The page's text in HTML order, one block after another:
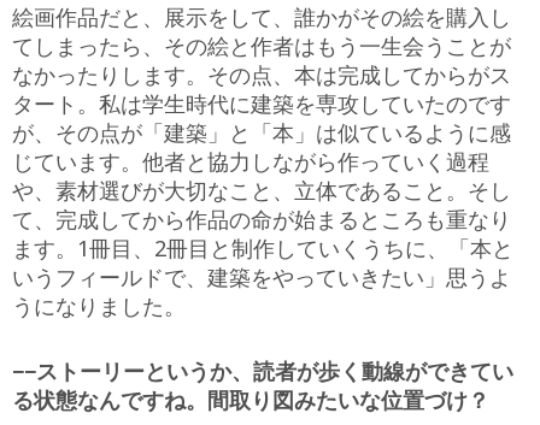
絵画作品だと、展示をして、誰かがその絵を購入し
てしまったら、その絵と作者はもう一生会うことが
なかったりします。その点、本は完成してからがス
タート。私は学生時代に建築を専攻していたのです
が、その点が「建築」と「本」は似ているように感
じています。他者と協力しながら作っていく過程
や、素材選びが大切なこと、立体であること。そし
て、完成してから作品の命が始まるところも重なり
ます。1冊目、2冊目と制作していくうちに、「本と
いうフィールドで、建築をやっていきたい」思うよ
うになりました。
−−ストーリーというか、読者が歩く動線ができてい
る状態なんですね。間取り図みたいな位置づけ？